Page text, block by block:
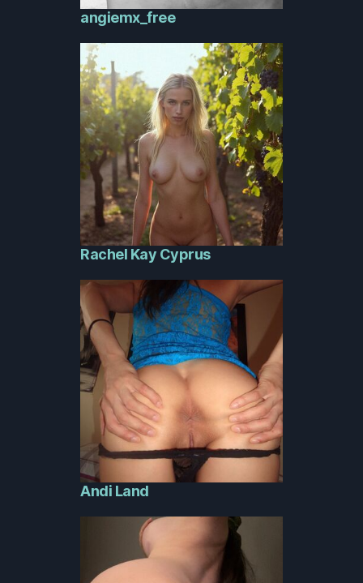
angiemx_free
Rachel Kay Cyprus
Andi Land